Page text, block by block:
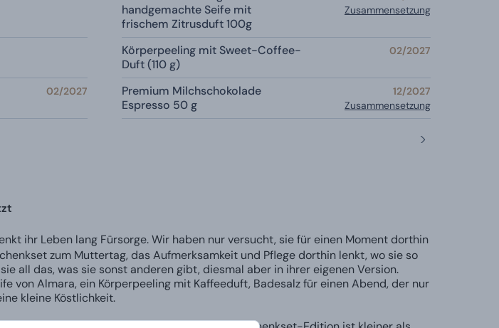
handgemachte Seife mit
frischem Zitrusduft 100g
Zusammensetzung
Körperpeeling mit Sweet-Coffee-
Duft (110 g)
02/2027
02/2027
Premium Milchschokolade
Espresso 50 g
12/2027
Zusammensetzung
ihr Leben lang Fürsorge. Wir haben nur versucht, sie für einen Moment dorthin
zum Muttertag, das Aufmerksamkeit und Pflege dorthin lenkt, wo sie so
all das, was sie sonst anderen gibt, diesmal aber in ihrer eigenen Version.
von Almara, ein Körperpeeling mit Kaffeeduft, Badesalz für einen Abend, der nur
kleine Köstlichkeit.